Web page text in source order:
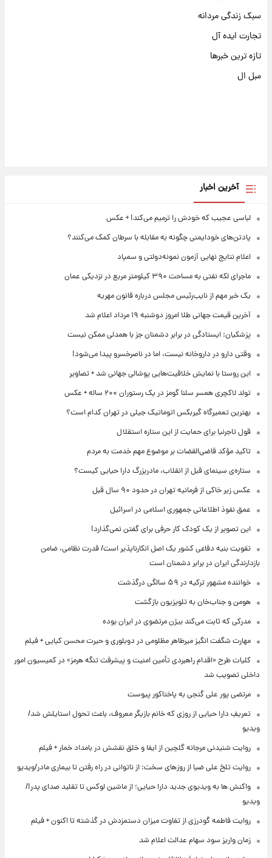
سبک زندگی مردانه
تجارت ایده آل
تازه ترین خبرها
مبل ال
آخرین اخبار
لباسی عجیب که خودش را ترمیم می‌کند! + عکس
پادتن‌های خودایمنی چگونه به مقابله با سرطان کمک می‌کنند؟
اعلام نتایج نهایی آزمون نمونه‌دولتی و سمپاد
ماجرای لکه نفتی به مساحت ۳۹۰ کیلومتر مربع در نزدیکی عمان
یک خبر مهم از نایب‌رئیس مجلس درباره قانون مهریه
آخرین قیمت جهانی طلا امروز دوشنبه ۱۹ مرداد اعلام شد
پزشکیان: ایستادگی در برابر دشمنان جز با همدلی ممکن نیست
وقتی دارو در داروخانه نیست، اما در ناصرخسرو پیدا می‌شود!
این روستا با نمایش خلاقیت‌هایی پوشالی جهانی شد + تصاویر
تولد لاکچری همسر سلنا گومز در یک رستوران ۲۰۰ ساله + عکس
بهترین تعمیرگاه گیربکس اتوماتیک جیلی در تهران کدام است؟
قول تاجرنیا برای حمایت از این ستاره استقلال
تاکید مؤکد قاضی‌القضات بر موضوع مهم خدمت به مردم
ستاره‌ی سینمای قبل از انقلاب، مادربزرگ دارا حیایی کیست؟
عکس زیر خاکی از فرمانیه تهران در حدود ۹۰ سال قبل
عمق نفوذ اطلاعاتی جمهوری اسلامی در اسرائیل
این تصویر از یک کودک کار حرفی برای گفتن نمی‌گذارد!
تقویت بنیه دفاعی کشور یک اصل انکارناپذیر است/ قدرت نظامی، ضامن
بازدارندگی ایران در برابر دشمنان است
خواننده مشهور ترکیه در ۵۹ سالگی درگذشت
هومن و جناب‌خان به تلویزیون بازگشت
مدرکی که ثابت می‌کند بیژن مرتضوی در ایران بوده
مهارت شگفت انگیز میرطاهر مظلومی در دوبلوری و حیرت محسن کیایی + فیلم
کلیات طرح «اقدام راهبردی تأمین امنیت و پیشرفت تنگه هرمز» در کمیسیون امور
داخلی تصویب شد
مرتضی پور علی گنجی به پاختاکور پیوست
تعریفِ دارا حیایی از روزی که خانم بازیگر معروف، باعث تحول استایلش شد/
ویدیو
روایت شنیدنی مرجانه گلچین از ایفا و خلق نقشش در بامداد خمار + فیلم
روایت تلخ علی ضیا از روزهای سخت: از ناتوانی در راه رفتن تا بیماری مادر/ویدیو
واکنش ها به ویدیوی جدید دارا حیایی؛ از ماشین لوکس تا تقلید صدای پدر!/
ویدیو
روایت فاطمه گودرزی از تفاوت میزان دستمزدش در گذشته تا اکنون + فیلم
زمان واریز سود سهام عدالت اعلام شد